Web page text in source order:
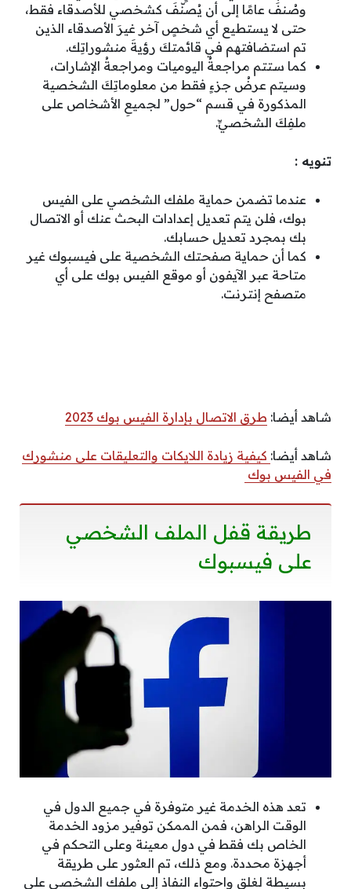
وصُنفَ عامًا إلى أن يُصنّفَ كشخصي للأصدقاء فقط،
حتى لا يستطيع أي شخصٍ آخر غيرَ الأصدقاء الذين
تم استضافتهم في قائمتكَ رؤيةَ منشوراتِك.
كما ستتم مراجعةُ اليوميات ومراجعةُ الإشارات،
وسيتم عرضُ جزءٍ فقط من معلوماتِكَ الشخصية
المذكورة في قسم “حول” لجميعِ الأشخاص على
ملفِكَ الشخصيِّ.
تنويه :
عندما تضمن حماية ملفك الشخصي على الفيس
بوك، فلن يتم تعديل إعدادات البحث عنك أو الاتصال
بك بمجرد تعديل حسابك.
كما أن حماية صفحتك الشخصية على فيسبوك غير
متاحة عبر الآيفون أو موقع الفيس بوك على أي
متصفح إنترنت.
شاهد أيضا: طرق الاتصال بإدارة الفيس بوك 2023
شاهد أيضا: كيفية زيادة اللايكات والتعليقات على منشورك
في الفيس بوك
طريقة قفل الملف الشخصي
على فيسبوك
تعد هذه الخدمة غير متوفرة في جميع الدول في
الوقت الراهن، فمن الممكن توفير مزود الخدمة
الخاص بك فقط في دول معينة وعلى التحكم في
أجهزة محددة. ومع ذلك، تم العثور على طريقة
بسيطة لغلق واحتواء النفاذ إلى ملفك الشخصي على